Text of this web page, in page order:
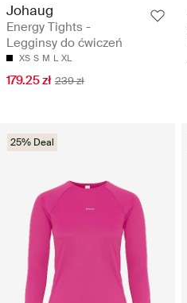
Johaug
Energy Tights -
Legginsy do ćwiczeń
XS S M L XL
179.25 zł 239 zł
25% Deal